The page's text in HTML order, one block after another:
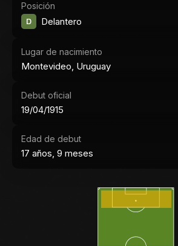
Posición
D Delantero
Lugar de nacimiento
Montevideo, Uruguay
Debut oficial
19/04/1915
Edad de debut
17 años, 9 meses